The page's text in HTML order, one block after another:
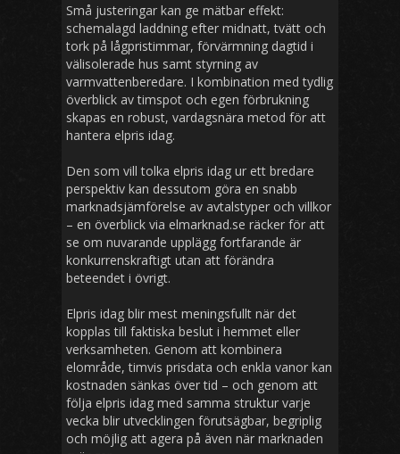
Små justeringar kan ge mätbar effekt:
schemalagd laddning efter midnatt, tvätt och
tork på lågpristimmar, förvärmning dagtid i
välisolerade hus samt styrning av
varmvattenberedare. I kombination med tydlig
överblick av timspot och egen förbrukning
skapas en robust, vardagsnära metod för att
hantera elpris idag.
Den som vill tolka elpris idag ur ett bredare
perspektiv kan dessutom göra en snabb
marknadsjämförelse av avtalstyper och villkor
– en överblick via elmarknad.se räcker för att
se om nuvarande upplägg fortfarande är
konkurrenskraftigt utan att förändra
beteendet i övrigt.
Elpris idag blir mest meningsfullt när det
kopplas till faktiska beslut i hemmet eller
verksamheten. Genom att kombinera
elområde, timvis prisdata och enkla vanor kan
kostnaden sänkas över tid – och genom att
följa elpris idag med samma struktur varje
vecka blir utvecklingen förutsägbar, begriplig
och möjlig att agera på även när marknaden